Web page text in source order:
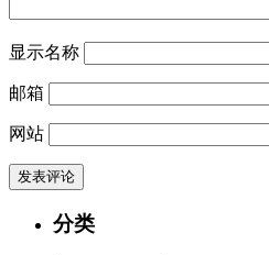
显示名称
邮箱
网站
分类